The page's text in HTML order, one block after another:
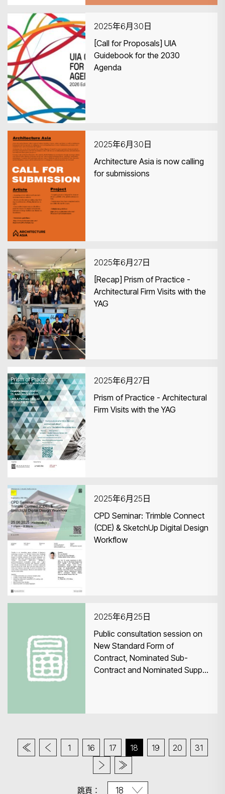
2025年6月30日
[Call for Proposals] UIA
Guidebook for the 2030
Agenda
2025年6月30日
Architecture Asia is now calling
for submissions
2025年6月27日
[Recap] Prism of Practice -
Architectural Firm Visits with the
YAG
2025年6月27日
Prism of Practice - Architectural
Firm Visits with the YAG
2025年6月25日
CPD Seminar: Trimble Connect
(CDE) & SketchUp Digital Design
Workflow
2025年6月25日
Public consultation session on
New Standard Form of
Contract, Nominated Sub-
Contract and Nominated Supply
1 16 17 18 19 20 31
跳頁：